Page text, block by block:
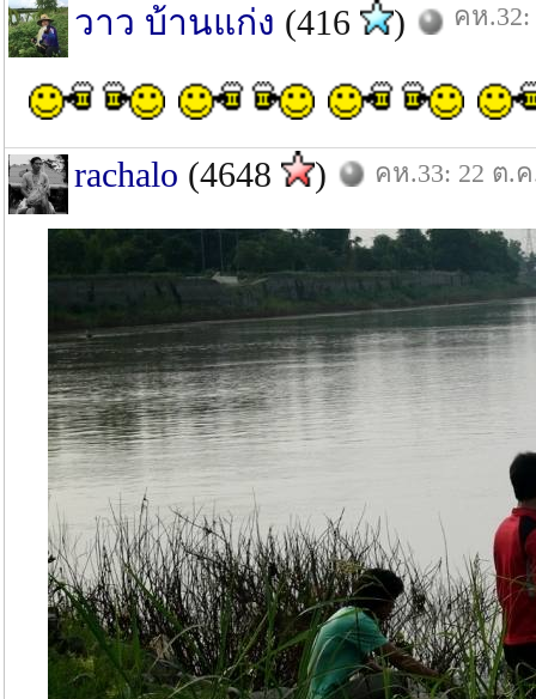
วาว บ้านแก่ง (416 ) คห.32:
rachalo (4648 ) คห.33: 22 ต.